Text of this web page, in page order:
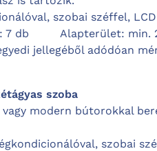
szobai széffel,
7 db Alapterület: min.
jellegéből adódóan
szoba
vagy modern bútorokkal
szobai